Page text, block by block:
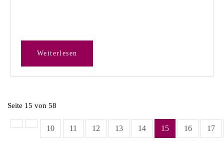
Weiterlesen
Seite 15 von 58
10 11 12 13 14 15 16 17